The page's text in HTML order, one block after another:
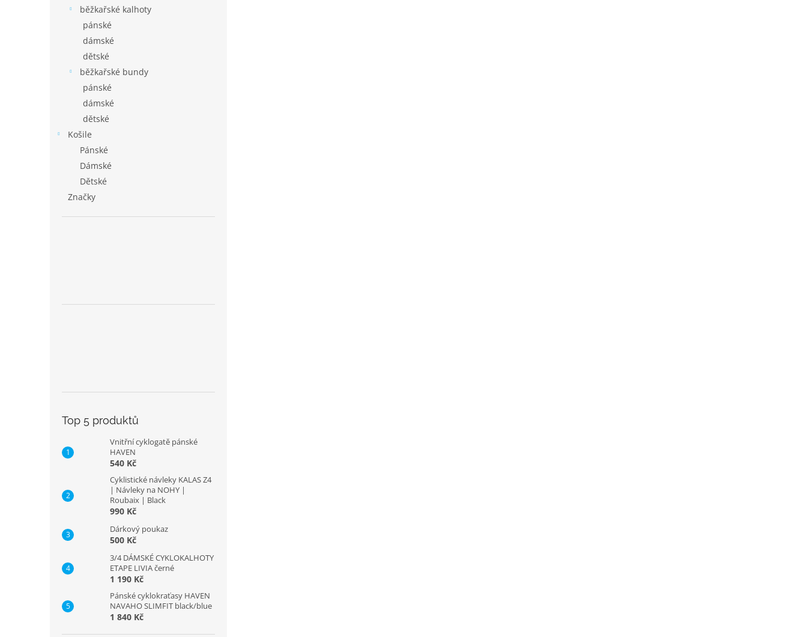
běžkařské kalhoty
pánské
dámské
dětské
běžkařské bundy
pánské
dámské
dětské
Košile
Pánské
Dámské
Dětské
Značky
Top 5 produktů
Vnitřní cyklogatě pánské
HAVEN
540 Kč
Cyklistické návleky KALAS Z4
| Návleky na NOHY |
Roubaix | Black
990 Kč
Dárkový poukaz
500 Kč
3/4 DÁMSKÉ CYKLOKALHOTY
ETAPE LIVIA černé
1 190 Kč
Pánské cyklokraťasy HAVEN
NAVAHO SLIMFIT black/blue
1 840 Kč